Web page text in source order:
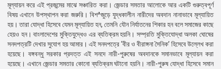
মূল্যায়ন করে এই প্রজন্মের মাঝে সঞ্চারিত করা। জেন্ডার সমতার আলোকে আর একটি গুরুত্বপূর্ণ
বিষয় এখানে উপস্থাপন করা জরুরি। বিশ^জুড়ে যুদ্ধকালীন নারীদের অবদান নানাভাবে মূল্যায়িত
হয়। তারা যোদ্ধা হিসেবে যেমন মূল্যায়িত হন, তেমনি যৌন নির্যাতনের শিকার হন বলে সমাজের কাছে
হেয়ও হন। বাংলাদেশের মুক্তিযুদ্ধেও এর ব্যতিক্রম হয়নি। সম্প্রতি মুক্তিযোদ্ধা অলকা ঘোষের
সনদপত্রটি দেখার সুযোগ হয় আমার। এই সনদপত্রে ‘বীর ও বীরাঙ্গনা সৈনিক’ হিসেবে উল্লেখ করা
হয়েছে। বঙ্গবন্ধু সরকার প্রদত্ত এই সনদে নারী-পুরুষের অবদানকে সমানভাবে মূল্যায়ন করা
হয়েছে। এখানে জেন্ডার সমতার কোনো ব্যতিক্রম ঘটানো হয়নি। নারী-পুরুষ যোদ্ধা হিসেবে সমান